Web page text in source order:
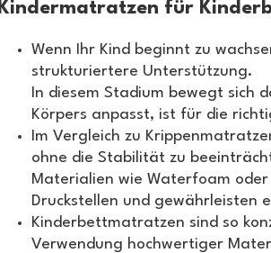
Kindermatratzen für
Wenn Ihr Kind beginnt zu
strukturiertere Unterstützung.
In diesem Stadium bewegt sich
Körpers anpasst, ist für die
Im Vergleich zu
ohne die Stabilität zu
Materialien wie Waterfoam
Druckstellen und gewährleisten
Kinderbettmatratzen sind so
Verwendung hochwertiger